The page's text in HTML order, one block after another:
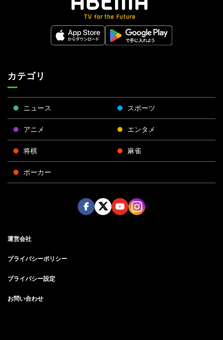
カテゴリ
ニュース スポーツ
アニメ エンタメ
将棋 麻雀
ポーカー
運営会社
プライバシーポリシー
プライバシー設定
お問い合わせ